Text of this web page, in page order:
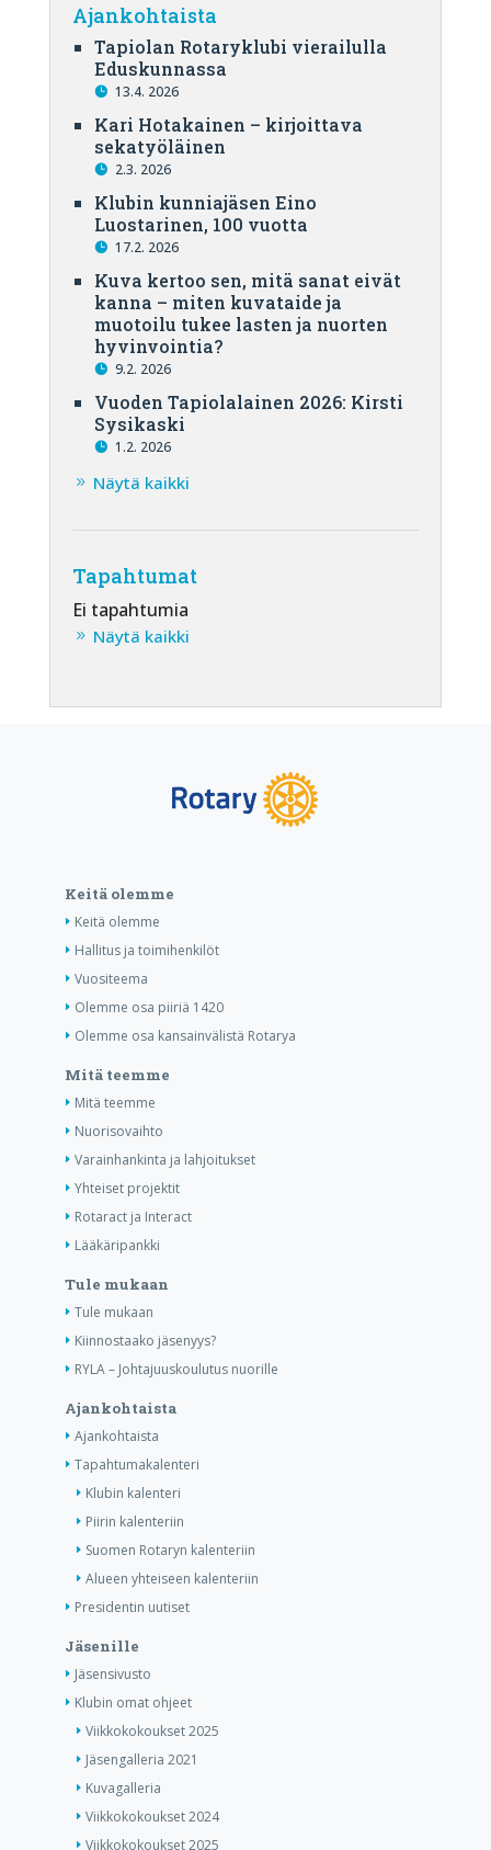
Ajankohtaista
Tapiolan Rotaryklubi vierailulla
Eduskunnassa
13.4. 2026
Kari Hotakainen – kirjoittava
sekatyöläinen
2.3. 2026
Klubin kunniajäsen Eino
Luostarinen, 100 vuotta
17.2. 2026
Kuva kertoo sen, mitä sanat eivät
kanna – miten kuvataide ja
muotoilu tukee lasten ja nuorten
hyvinvointia?
9.2. 2026
Vuoden Tapiolalainen 2026: Kirsti
Sysikaski
1.2. 2026
Näytä kaikki
Tapahtumat
Ei tapahtumia
Näytä kaikki
Keitä olemme
Keitä olemme
Hallitus ja toimihenkilöt
Vuositeema
Olemme osa piiriä 1420
Olemme osa kansainvälistä Rotarya
Mitä teemme
Mitä teemme
Nuorisovaihto
Varainhankinta ja lahjoitukset
Yhteiset projektit
Rotaract ja Interact
Lääkäripankki
Tule mukaan
Tule mukaan
Kiinnostaako jäsenyys?
RYLA – Johtajuuskoulutus nuorille
Ajankohtaista
Ajankohtaista
Tapahtumakalenteri
Klubin kalenteri
Piirin kalenteriin
Suomen Rotaryn kalenteriin
Alueen yhteiseen kalenteriin
Presidentin uutiset
Jäsenille
Jäsensivusto
Klubin omat ohjeet
Viikkokokoukset 2025
Jäsengalleria 2021
Kuvagalleria
Viikkokokoukset 2024
Viikkokokoukset 2025